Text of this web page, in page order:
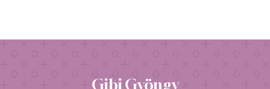
Gibi Gyöngy